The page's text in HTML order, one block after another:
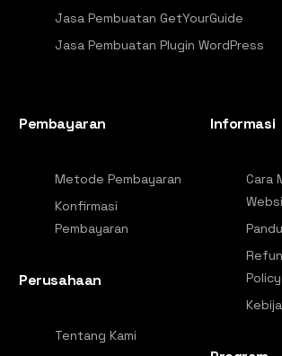
Jasa Pembuatan GetYourGuide
Jasa Pembuatan Plugin WordPress
Pembayaran
Metode Pembayaran
Konfirmasi
Pembayaran
Perusahaan
Tentang Kami
Informasi
Cara
Policy